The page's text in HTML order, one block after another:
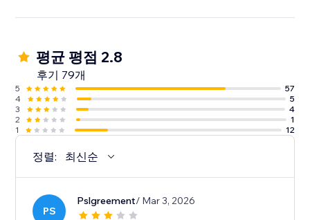
평균 평점 2.8
후기 79개
5
57
4
5
3
4
2
1
1
12
정렬: 최신순
PS
Pslgreement/ Mar 3, 2026